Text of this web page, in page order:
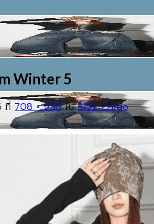
Winter 5
ที่ 708 × 950ใน3152 Cargo